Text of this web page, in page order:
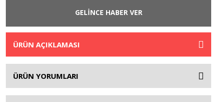
GELİNCE HABER VER
ÜRÜN AÇIKLAMASI
ÜRÜN YORUMLARI